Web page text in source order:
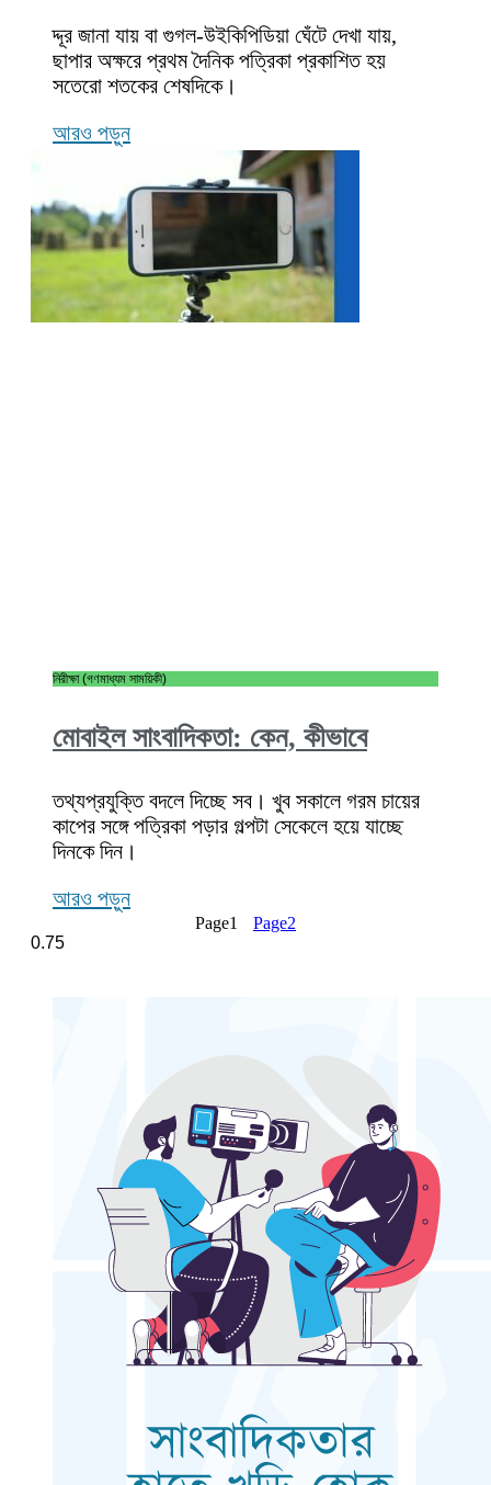
দ্দূর জানা যায় বা গুগল-উইকিপিডিয়া ঘেঁটে দেখা যায়,
ছাপার অক্ষরে প্রথম দৈনিক পত্রিকা প্রকাশিত হয়
সতেরো শতকের শেষদিকে।
আরও পড়ুন
নিরীক্ষা (গণমাধ্যম সাময়িকী)
মোবাইল সাংবাদিকতা: কেন, কীভাবে
তথ্যপ্রযুক্তি বদলে দিচ্ছে সব। খুব সকালে গরম চায়ের
কাপের সঙ্গে পত্রিকা পড়ার গল্পটা সেকেলে হয়ে যাচ্ছে
দিনকে দিন।
আরও পড়ুন
Page1 Page2